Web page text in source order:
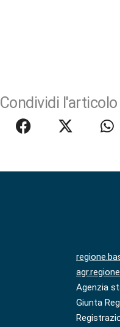
Condividi l'articolo
Agenzia
Giunta